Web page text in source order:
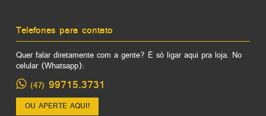
Telefones para contato
Quer falar diretamente com a gente? É só ligar aqui pra loja. No
celular (Whatsapp):
(47) 99715.3731
OU APERTE AQUI!